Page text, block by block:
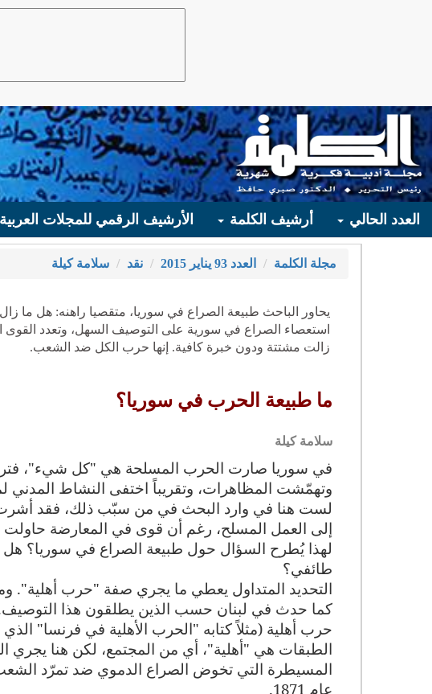
العدد الحالي أرشيف الكلمة الأرشيف الرقمي للمجلات العربية
مجلة الكلمة العدد 93 يناير 2015 نقد سلامة كيلة
يحاور الباحث طبيعة الصراع في سوريا، متقصيا راهنه: هل
استعصاء الصراع في سورية على التوصيف السهل، وتعدد القوى
زالت مشتتة ودون خبرة كافية. إنها حرب الكل ضد الشعب.
ما طبيعة الحرب في سوريا؟
سلامة كيلة
في سوريا صارت الحرب المسلحة هي "كل شيء"،
وتهمّشت المظاهرات، وتقريباً اختفى النشاط المدني
لست هنا في وارد البحث في من سبّب ذلك، فقد أشرت
إلى العمل المسلح، رغم أن قوى في المعارضة حاولت
لهذا يُطرح السؤال حول طبيعة الصراع في سوريا؟
طائفي؟
التحديد المتداول يعطي ما يجري صفة "حرب أهلية".
كما حدث في لبنان حسب الذين يطلقون هذا
حرب أهلية (مثلاً كتابه "الحرب الأهلية في فرنسا" الذي
الطبقات هي "أهلية"، أي من المجتمع، لكن هنا يجري
عام 1871
.